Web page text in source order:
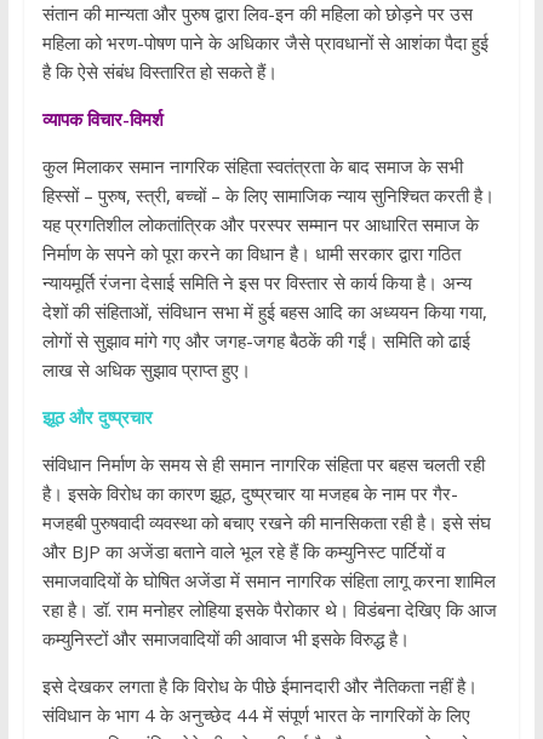
संतान की मान्यता और पुरुष द्वारा लिव-इन की महिला को छोड़ने पर उस
महिला को भरण-पोषण पाने के अधिकार जैसे प्रावधानों से आशंका पैदा हुई
है कि ऐसे संबंध विस्तारित हो सकते हैं।
व्यापक विचार-विमर्श
कुल मिलाकर समान नागरिक संहिता स्वतंत्रता के बाद समाज के सभी
हिस्सों – पुरुष, स्त्री, बच्चों – के लिए सामाजिक न्याय सुनिश्चित करती है।
यह प्रगतिशील लोकतांत्रिक और परस्पर सम्मान पर आधारित समाज के
निर्माण के सपने को पूरा करने का विधान है। धामी सरकार द्वारा गठित
न्यायमूर्ति रंजना देसाई समिति ने इस पर विस्तार से कार्य किया है। अन्य
देशों की संहिताओं, संविधान सभा में हुई बहस आदि का अध्ययन किया गया,
लोगों से सुझाव मांगे गए और जगह-जगह बैठकें की गईं। समिति को ढाई
लाख से अधिक सुझाव‌ प्राप्त हुए।
झूठ और दुष्प्रचार
संविधान निर्माण के समय से ही समान नागरिक संहिता पर बहस चलती रही
है। इसके विरोध का कारण झूठ, दुष्प्रचार या मजहब के नाम पर गैर-
मजहबी पुरुषवादी व्यवस्था को बचाए रखने की मानसिकता रही है। इसे संघ
और BJP का अजेंडा बताने वाले भूल रहे हैं कि कम्युनिस्ट पार्टियों व
समाजवादियों के घोषित अजेंडा में समान नागरिक संहिता लागू करना शामिल
रहा है। डॉ. राम मनोहर लोहिया इसके पैरोकार थे। विडंबना देखिए कि आज
कम्युनिस्टों और समाजवादियों की आवाज भी इसके विरुद्ध है।
इसे देखकर लगता है कि विरोध के पीछे ईमानदारी और नैतिकता नहीं है।
संविधान के भाग 4 के अनुच्छेद 44 में संपूर्ण भारत के नागरिकों के लिए